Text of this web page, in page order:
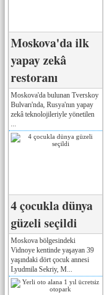
Moskova'da ilk
yapay zekâ
restoranı
Moskova'da bulunan Tverskoy
Bulvarı'nda, Rusya'nın yapay
zekâ teknolojileriyle yönetilen
4 çocukla dünya
güzeli seçildi
Moskova bölgesindeki
Vidnoye kentinde yaşayan 39
yaşındaki dört çocuk annesi
Lyudmila Sekriy, M...